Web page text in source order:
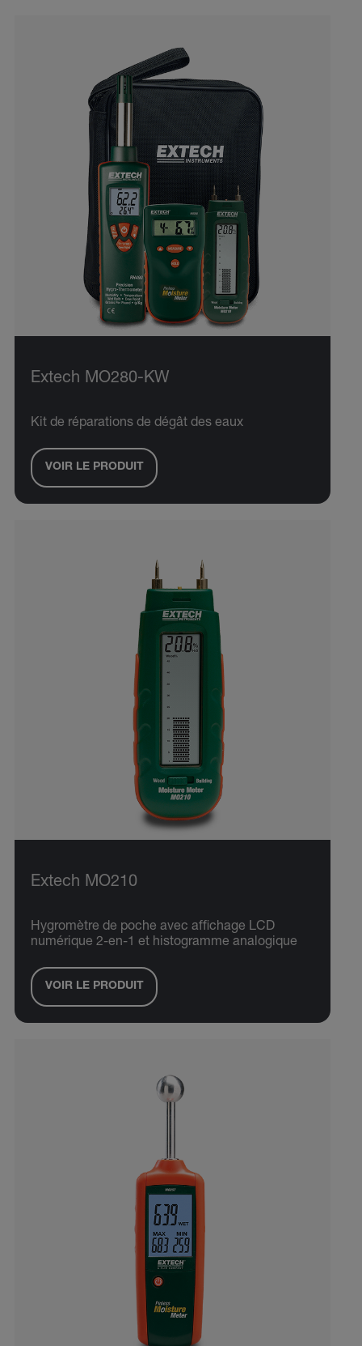
Extech MO280-KW
Kit de réparations de dégât des eaux
VOIR LE PRODUIT
Extech MO210
Hygromètre de poche avec affichage LCD
numérique 2-en-1 et histogramme analogique
VOIR LE PRODUIT